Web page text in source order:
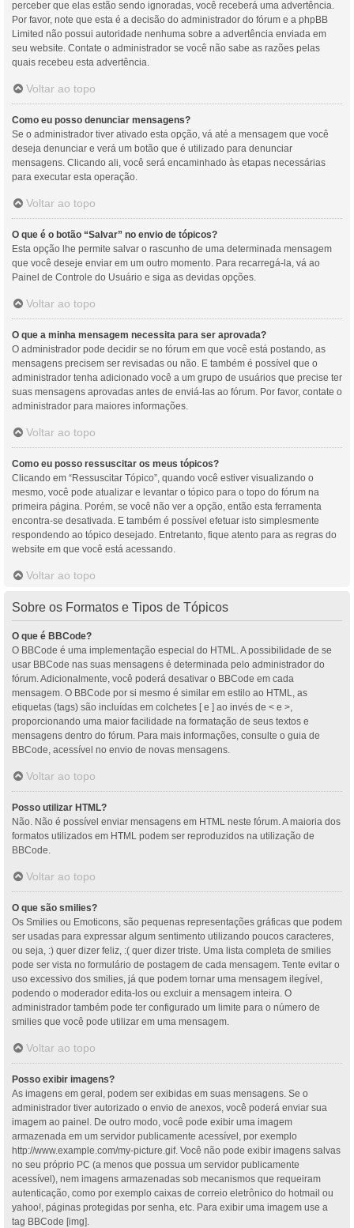
perceber que elas estão sendo ignoradas, você receberá uma advertência.
Por favor, note que esta é a decisão do administrador do fórum e a phpBB
Limited não possui autoridade nenhuma sobre a advertência enviada em
seu website. Contate o administrador se você não sabe as razões pelas
quais recebeu esta advertência.
Voltar ao topo
Como eu posso denunciar mensagens?
Se o administrador tiver ativado esta opção, vá até a mensagem que você
deseja denunciar e verá um botão que é utilizado para denunciar
mensagens. Clicando ali, você será encaminhado às etapas necessárias
para executar esta operação.
Voltar ao topo
O que é o botão “Salvar” no envio de tópicos?
Esta opção lhe permite salvar o rascunho de uma determinada mensagem
que você deseje enviar em um outro momento. Para recarregá-la, vá ao
Painel de Controle do Usuário e siga as devidas opções.
Voltar ao topo
O que a minha mensagem necessita para ser aprovada?
O administrador pode decidir se no fórum em que você está postando, as
mensagens precisem ser revisadas ou não. E também é possível que o
administrador tenha adicionado você a um grupo de usuários que precise ter
suas mensagens aprovadas antes de enviá-las ao fórum. Por favor, contate o
administrador para maiores informações.
Voltar ao topo
Como eu posso ressuscitar os meus tópicos?
Clicando em “Ressuscitar Tópico”, quando você estiver visualizando o
mesmo, você pode atualizar e levantar o tópico para o topo do fórum na
primeira página. Porém, se você não ver a opção, então esta ferramenta
encontra-se desativada. E também é possível efetuar isto simplesmente
respondendo ao tópico desejado. Entretanto, fique atento para as regras do
website em que você está acessando.
Voltar ao topo
Sobre os Formatos e Tipos de Tópicos
O que é BBCode?
O BBCode é uma implementação especial do HTML. A possibilidade de se
usar BBCode nas suas mensagens é determinada pelo administrador do
fórum. Adicionalmente, você poderá desativar o BBCode em cada
mensagem. O BBCode por si mesmo é similar em estilo ao HTML, as
etiquetas (tags) são incluídas em colchetes [ e ] ao invés de < e >,
proporcionando uma maior facilidade na formatação de seus textos e
mensagens dentro do fórum. Para mais informações, consulte o guia de
BBCode, acessível no envio de novas mensagens.
Voltar ao topo
Posso utilizar HTML?
Não. Não é possível enviar mensagens em HTML neste fórum. A maioria dos
formatos utilizados em HTML podem ser reproduzidos na utilização de
BBCode.
Voltar ao topo
O que são smilies?
Os Smilies ou Emoticons, são pequenas representações gráficas que podem
ser usadas para expressar algum sentimento utilizando poucos caracteres,
ou seja, :) quer dizer feliz, :( quer dizer triste. Uma lista completa de smilies
pode ser vista no formulário de postagem de cada mensagem. Tente evitar o
uso excessivo dos smilies, já que podem tornar uma mensagem ilegível,
podendo o moderador edita-los ou excluir a mensagem inteira. O
administrador também pode ter configurado um limite para o número de
smilies que você pode utilizar em uma mensagem.
Voltar ao topo
Posso exibir imagens?
As imagens em geral, podem ser exibidas em suas mensagens. Se o
administrador tiver autorizado o envio de anexos, você poderá enviar sua
imagem ao painel. De outro modo, você pode exibir uma imagem
armazenada em um servidor publicamente acessível, por exemplo
http://www.example.com/my-picture.gif. Você não pode exibir imagens salvas
no seu próprio PC (a menos que possua um servidor publicamente
acessível), nem imagens armazenadas sob mecanismos que requeiram
autenticação, como por exemplo caixas de correio eletrônico do hotmail ou
yahoo!, páginas protegidas por senha, etc. Para exibir uma imagem use a
tag BBCode [img].